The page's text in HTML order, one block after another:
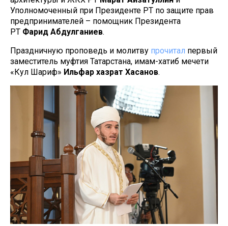
Уполномоченный при Президенте РТ по защите прав
предпринимателей – помощник Президента
РТ Фарид Абдулганиев.
Праздничную проповедь и молитву прочитал первый
заместитель муфтия Татарстана, имам-хатиб мечети
«Кул Шариф» Ильфар хазрат Хасанов.